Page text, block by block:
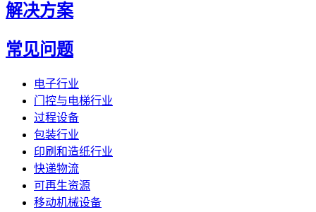
解决方案
常见问题
电子行业
门控与电梯行业
过程设备
包装行业
印刷和造纸行业
快递物流
可再生资源
移动机械设备